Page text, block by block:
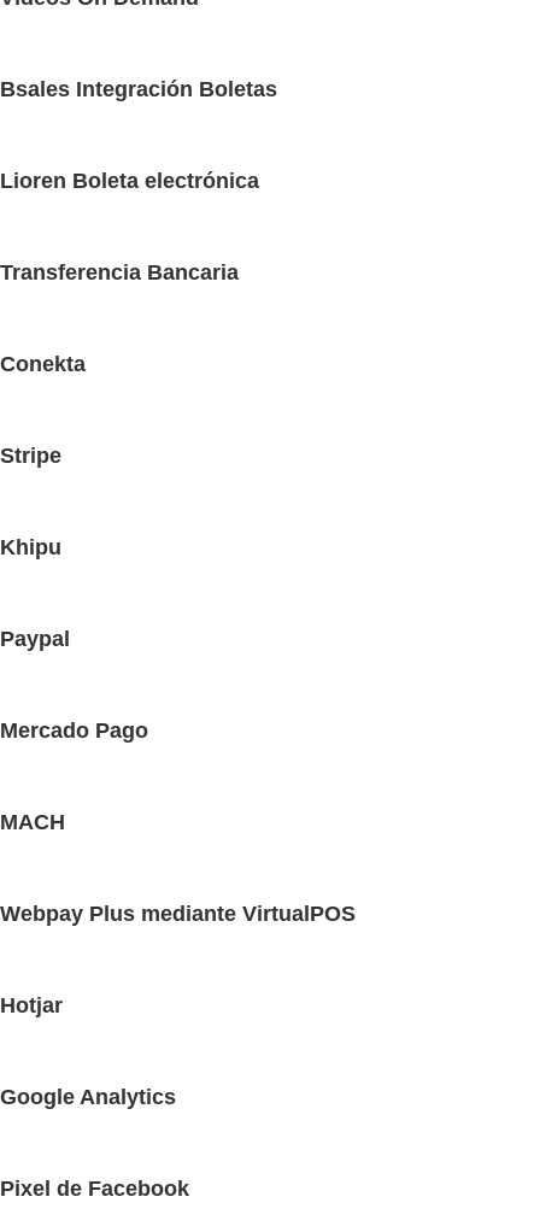
Bsales Integración Boletas
Lioren Boleta electrónica
Transferencia Bancaria
Conekta
Stripe
Khipu
Paypal
Mercado Pago
MACH
Webpay Plus mediante VirtualPOS
Hotjar
Google Analytics
Pixel de Facebook